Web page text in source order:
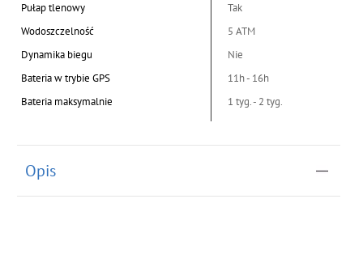
Pułap tlenowy
Tak
Wodoszczelność
5 ATM
Dynamika biegu
Nie
Bateria w trybie GPS
11h - 16h
Bateria maksymalnie
1 tyg. - 2 tyg.
Opis